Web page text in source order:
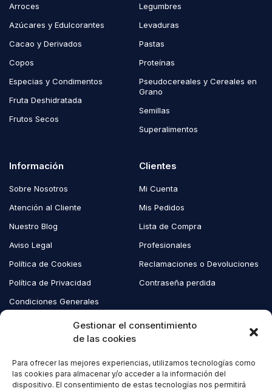
Gestionar el consentimiento
de las cookies
Para ofrecer las mejores experiencias, utilizamos tecnologías como
las cookies para almacenar y/o acceder a la información del
dispositivo. El consentimiento de estas tecnologías nos permitirá
Arroces
Azúcares y Edulcorantes
Cacao y Derivados
Copos
Especias y Condimentos
Fruta Deshidratada
Frutos Secos
Legumbres
Levaduras
Pastas
Proteínas
Pseudocereales y Cereales en
Grano
Semillas
Superalimentos
Información
Sobre Nosotros
Atención al Cliente
Nuestro Blog
Aviso Legal
Política de Cookies
Política de Privacidad
Condiciones Generales
Clientes
Mi Cuenta
Mis Pedidos
Lista de Compra
Profesionales
Reclamaciones o Devoluciones
Contraseña perdida
Copyright © 2023 EcoAndes. Todos los derechos reservados.